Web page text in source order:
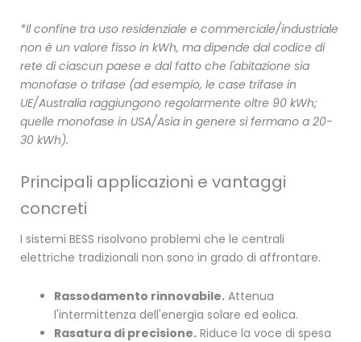
*Il confine tra uso residenziale e commerciale/industriale
non è un valore fisso in kWh, ma dipende dal codice di
rete di ciascun paese e dal fatto che l'abitazione sia
monofase o trifase (ad esempio, le case trifase in
UE/Australia raggiungono regolarmente oltre 90 kWh;
quelle monofase in USA/Asia in genere si fermano a 20-
30 kWh).
Principali applicazioni e vantaggi
concreti
I sistemi BESS risolvono problemi che le centrali
elettriche tradizionali non sono in grado di affrontare.
Rassodamento rinnovabile. Attenua
l'intermittenza dell'energia solare ed eolica.
Rasatura di precisione. Riduce la voce di spesa